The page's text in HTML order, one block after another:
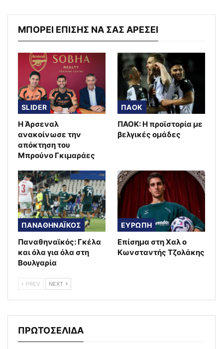
ΜΠΟΡΕΙ ΕΠΙΣΗΣ ΝΑ ΣΑΣ ΑΡΕΣΕΙ
SLIDER
Η Άρσεναλ
ανακοίνωσε την
απόκτηση του
Μπρούνο Γκιμαράες
ΠΑΟΚ
ΠΑΟΚ: Η προϊστορία με
βελγικές ομάδες
ΠΑΝΑΘΗΝΑΪΚΟΣ
Παναθηναϊκός: Γκέλα
και όλα για όλα στη
Βουλγαρία
ΕΥΡΩΠΗ
Επίσημα στη Χαλ ο
Κωνσταντής Τζολάκης
PREV NEXT
ΠΡΩΤΟΣΕΛΙΔΑ